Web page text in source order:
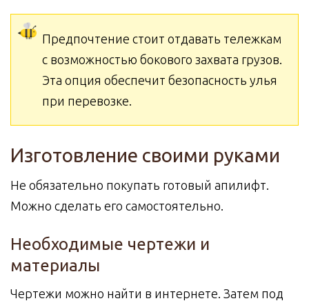
Предпочтение стоит отдавать тележкам
с возможностью бокового захвата грузов.
Эта опция обеспечит безопасность улья
при перевозке.
Изготовление своими руками
Не обязательно покупать готовый апилифт.
Можно сделать его самостоятельно.
Необходимые чертежи и
материалы
Чертежи можно найти в интернете. Затем под